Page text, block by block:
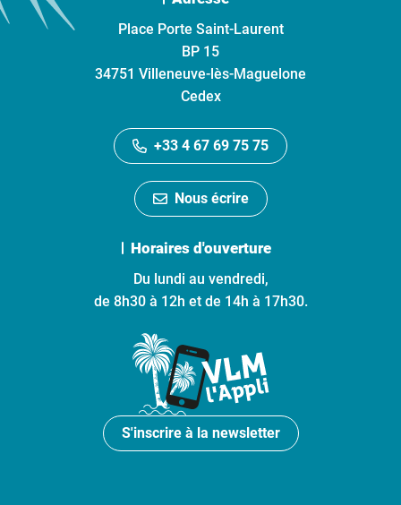
Place Porte Saint-Laurent
BP 15
34751 Villeneuve-lès-Maguelone
Cedex
+33 4 67 69 75 75
Nous écrire
Horaires d'ouverture
Du lundi au vendredi,
de 8h30 à 12h et de 14h à 17h30.
S'inscrire à la newsletter